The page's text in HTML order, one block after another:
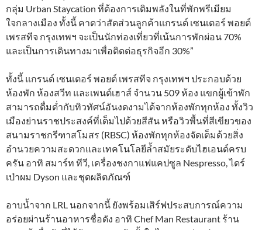
กลุ่ม Urban Staycation ที่ต้องการเติมพลังในที่พักพรีเมียม
ใจกลางเมือง ทั้งนี้ คาดว่าสัดส่วนลูกค้าแกรนด์ เซนเตอร์ พอยต์
เพรสทีจ กรุงเทพฯ จะเป็นนักท่องเที่ยวที่เน้นการพักผ่อน 70%
และเป็นการเดินทางมาเพื่อติดต่อธุรกิจอีก 30%”
ทั้งนี้ แกรนด์ เซนเตอร์ พอยต์ เพรสทีจ กรุงเทพฯ ประกอบด้วย
ห้องพัก ห้องสวีท และเพนต์เฮาส์ จำนวน 509 ห้อง แขกผู้เข้าพัก
สามารถดื่มด่ำกับทิวทัศน์อันงดงามได้จากห้องพักทุกห้อง ทั้งวิว
เมืองย่านราชประสงค์ที่เต็มไปด้วยสีสัน หรือวิวพื้นที่สีเขียวของ
สนามราชกรีฑาสโมสร (RBSC) ห้องพักทุกห้องจัดเต็มด้วยสิ่ง
อำนวยความสะดวกและเทคโนโลยีล้ำสมัยระดับไฮเอนด์ครบ
ครัน อาทิ สมาร์ท ทีวี, เครื่องชงกาแฟแคปซูล Nespresso, ไดร์
เป่าผม Dyson และชุดผลิตภัณฑ์
อาบน้ำจาก LRL นอกจากนี้ ยังพร้อมเสิร์ฟประสบการณ์ความ
อร่อยผ่านร้านอาหารชื่อดัง อาทิ Chef Man Restaurant ร้าน